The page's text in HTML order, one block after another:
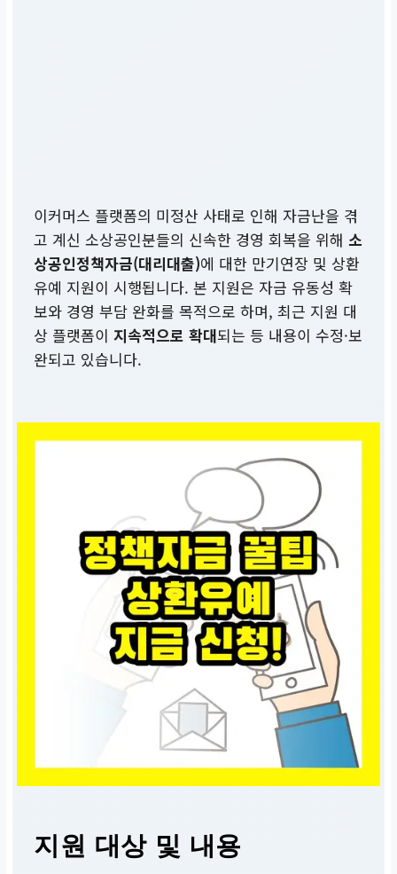
이커머스 플랫폼의 미정산 사태로 인해 자금난을 겪
고 계신 소상공인분들의 신속한 경영 회복을 위해 소
상공인정책자금(대리대출)에 대한 만기연장 및 상환
유예 지원이 시행됩니다. 본 지원은 자금 유동성 확
보와 경영 부담 완화를 목적으로 하며, 최근 지원 대
상 플랫폼이 지속적으로 확대되는 등 내용이 수정·보
완되고 있습니다.
지원 대상 및 내용